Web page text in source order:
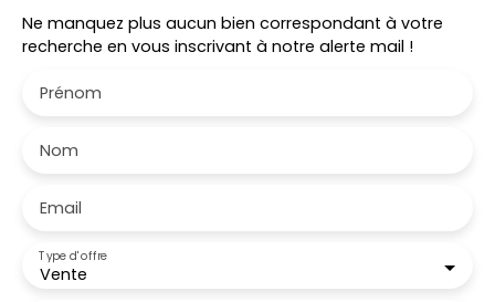
Ne manquez plus aucun bien correspondant à votre
recherche en vous inscrivant à notre alerte mail !
Prénom
Nom
Email
Vente
Type d'offre